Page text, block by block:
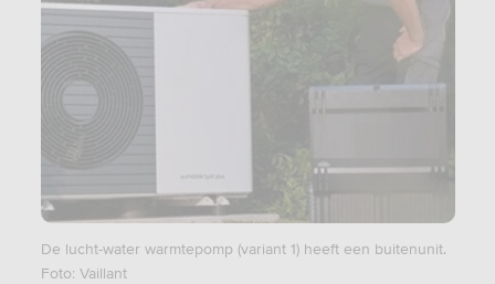
De lucht-water warmtepomp (variant 1) heeft een buitenunit.
Foto: Vaillant